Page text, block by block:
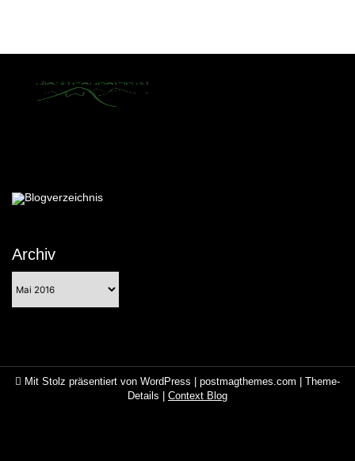
Archiv
Mit Stolz präsentiert von WordPress postmagthemes.com
Theme-
Details
Context Blog